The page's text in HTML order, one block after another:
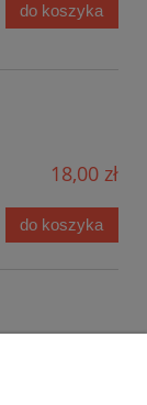
do koszyka
18,00 zł
do koszyka